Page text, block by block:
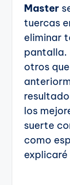
Master
tuercas
eliminar
pantalla.
otros
los
suerte
como